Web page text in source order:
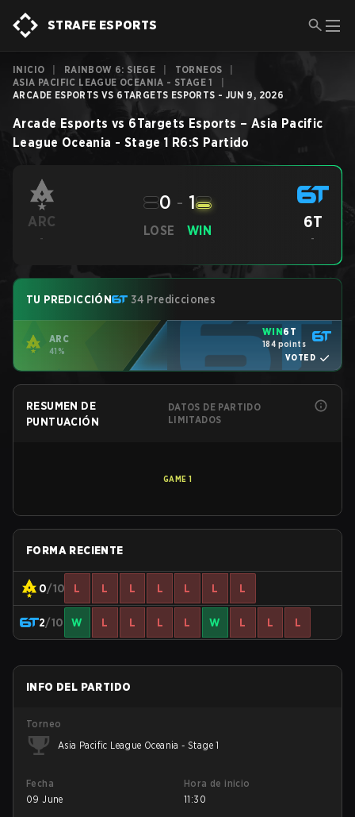
STRAFE ESPORTS
INICIO RAINBOW 6: SIEGE TORNEOS
ASIA PACIFIC LEAGUE OCEANIA - STAGE 1
ARCADE ESPORTS VS 6TARGETS ESPORTS - JUN 9, 2026
Arcade Esports vs 6Targets Esports – Asia Pacific
League Oceania - Stage 1 R6:S Partido
ARC
-
LOSE
0 - 1
WIN 6T
-
TU PREDICCIÓN 34 Predicciones
ARC
41%
WIN6T
184 points
VOTED
RESUMEN DE
PUNTUACIÓN
DATOS DE PARTIDO
LIMITADOS
GAME 1
FORMA RECIENTE
0/10 L L L L L L L
2/10 W L L L L W L L L
INFO DEL PARTIDO
Torneo
Asia Pacific League Oceania - Stage 1
Fecha
09 June
Hora de inicio
11:30